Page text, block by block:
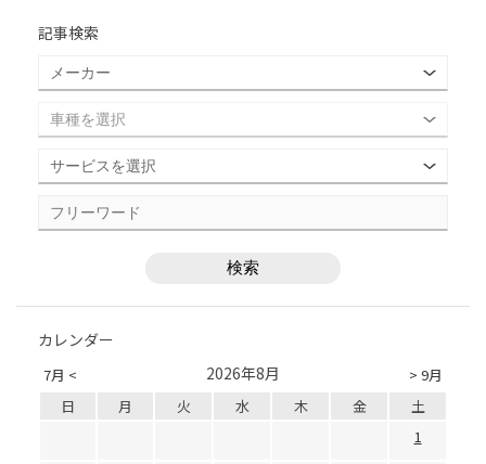
記事検索
カレンダー
7月 < > 9月
2026年8月
日 月 火 水 木 金
土
1